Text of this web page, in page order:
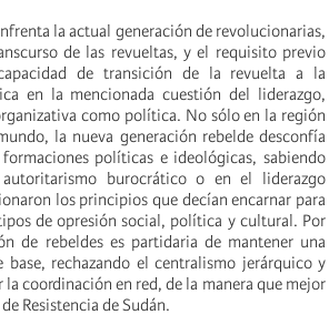
la actual generación de revolucionarias,
de las revueltas, y el requisito previo
de transición de la revuelta a la
en la mencionada cuestión del liderazgo,
como política. No sólo en la región
la nueva generación rebelde desconfía
políticas e ideológicas, sabiendo
burocrático o en el liderazgo
los principios que decían encarnar para
de opresión social, política y cultural. Por
de rebeldes es partidaria de mantener una
rechazando el centralismo jerárquico y
coordinación en red, de la manera que mejor
Resistencia de Sudán.